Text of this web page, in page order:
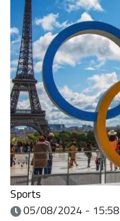
Sports
05/08/2024 - 15:58